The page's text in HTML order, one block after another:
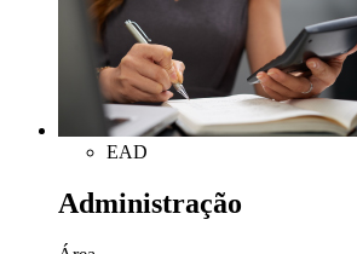
EAD
Administração